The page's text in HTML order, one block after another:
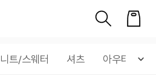
니트/스웨터 셔츠 아우터